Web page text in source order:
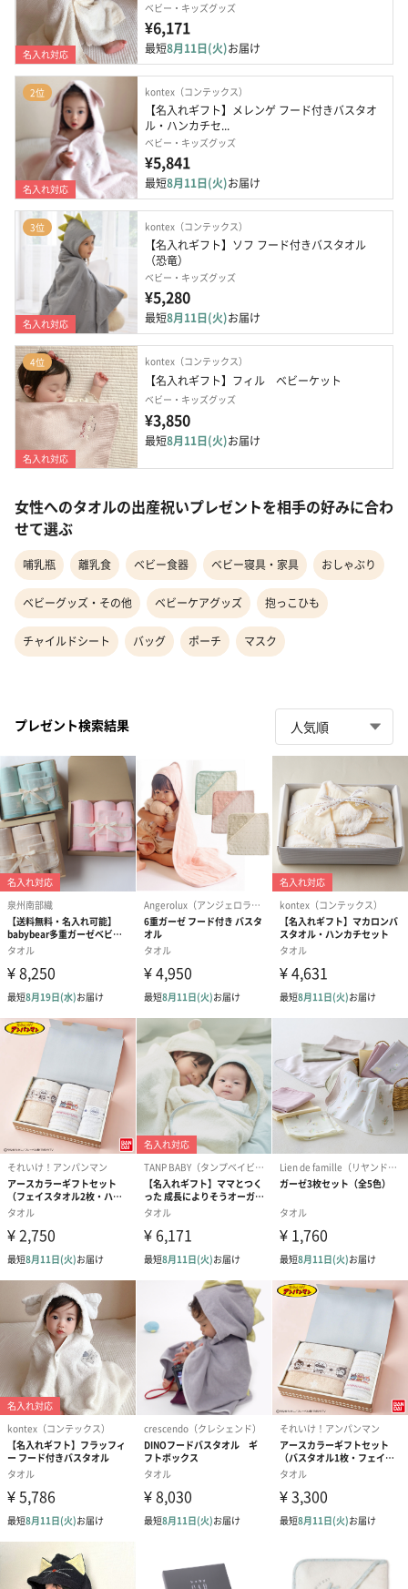
名入れ対応
ベビー・キッズグッズ
¥6,171
最短8月11日(火)お届け
2位
名入れ対応
kontex（コンテックス）
【名入れギフト】メレンゲ フード付きバスタオ
ル・ハンカチセ...
ベビー・キッズグッズ
¥5,841
最短8月11日(火)お届け
3位
名入れ対応
kontex（コンテックス）
【名入れギフト】ソフ フード付きバスタオル
（恐竜）
ベビー・キッズグッズ
¥5,280
最短8月11日(火)お届け
4位
名入れ対応
kontex（コンテックス）
【名入れギフト】フィル　ベビーケット
ベビー・キッズグッズ
¥3,850
最短8月11日(火)お届け
女性へのタオルの出産祝いプレゼントを相手の好みに合わ
せて選ぶ
哺乳瓶 離乳食 ベビー食器 ベビー寝具・家具 おしゃぶり
ベビーグッズ・その他 ベビーケアグッズ 抱っこひも
チャイルドシート バッグ ポーチ マスク
プレゼント検索結果